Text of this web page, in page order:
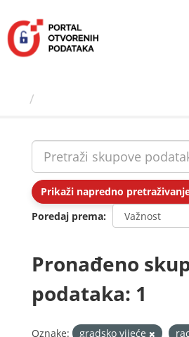
sadržaj
Prikaži napredno
Poredaj prema
Pronađeno
podataka: 1
Oznake: gradsko vijeće